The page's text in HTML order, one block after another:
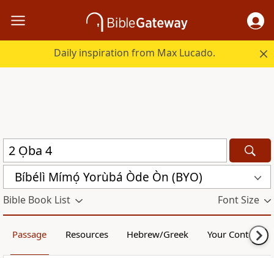
Daily inspiration from Max Lucado.
Bíbélì Mímọ́ Yorùbá Òde Òn (BYO)
Bible Book List Font Size
Passage Resources Hebrew/Greek Your Content